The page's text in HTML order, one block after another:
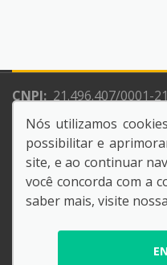
CNPJ: 21.496.407/0001-21
Razão Social:NACAO
LTDA
Nós utilizamos
possibilitar e
site, e ao continuar
você concorda com a
saber mais, visite nossa